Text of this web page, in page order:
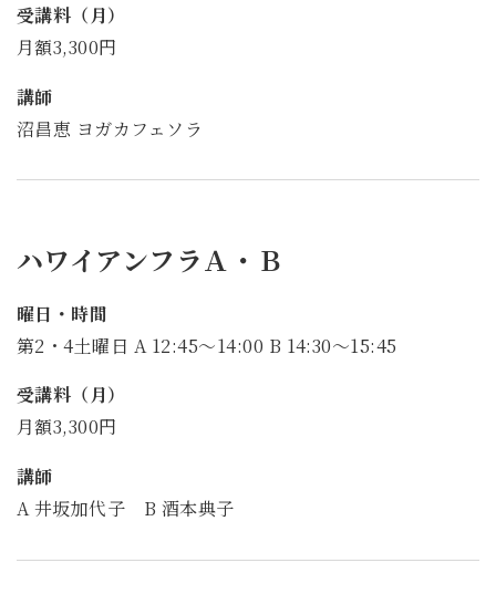
受講料（月）
月額3,300円
講師
沼昌恵 ヨガカフェソラ
ハワイアンフラＡ・Ｂ
曜日・時間
第2・4土曜日 A 12:45～14:00 B 14:30～15:45
受講料（月）
月額3,300円
講師
A 井坂加代子 B 酒本典子